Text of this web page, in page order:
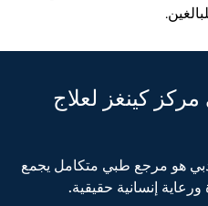
كينغز لعلاج
هو مرجع طبي متكامل يجمع
إنسانية حقيقية.